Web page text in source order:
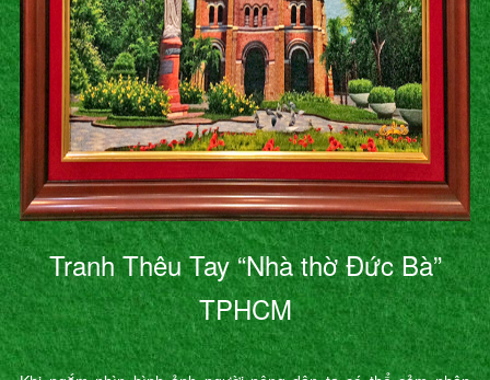
Tranh Thêu Tay “Nhà thờ Đức Bà”
TPHCM